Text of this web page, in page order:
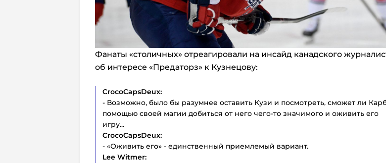
Фанаты «столичных» отреагировали на инсайд канадского
об интересе «Предаторз» к Кузнецову:
CrocoCapsDeux:
- Возможно, было бы разумнее оставить Кузи и посмотреть, сможет ли
помощью своей магии добиться от него чего-то значимого и оживить его
игру...
CrocoCapsDeux:
- «Оживить его» - единственный приемлемый вариант.
Lee Witmer: